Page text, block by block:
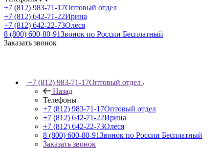
+7 (812) 983-71-17Оптовый отдел
+7 (812) 642-71-22Ирина
+7 (812) 642-22-73Олеся
8 (800) 600-80-91Звонок по России Бесплатный
Заказать звонок
+7 (812) 983-71-17Оптовый отдел
Назад
Телефоны
+7 (812) 983-71-17Оптовый отдел
+7 (812) 642-71-22Ирина
+7 (812) 642-22-73Олеся
8 (800) 600-80-91Звонок по России Бесплатный
Заказать звонок